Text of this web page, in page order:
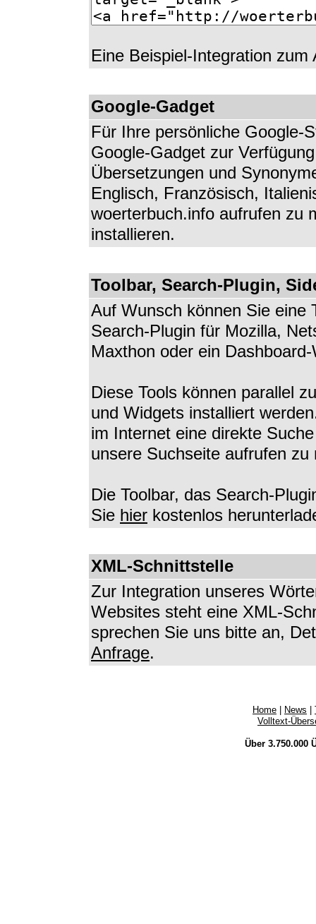
Eine Beispiel-Integration
Google-Gadget
Für Ihre persönliche Google-
Google-Gadget zur
Übersetzungen und
Englisch, Französisch,
woerterbuch.info aufrufen zu
installieren.
Toolbar, Search-Plugin,
Auf Wunsch können Sie eine
Search-Plugin für Mozilla,
Maxthon oder ein
Diese Tools können parallel
und Widgets installiert
im Internet eine direkte
unsere Suchseite aufrufen zu
Die Toolbar, das Search-
Sie hier kostenlos
XML-Schnittstelle
Zur Integration unseres
Websites steht eine XML-
sprechen Sie uns bitte an,
Anfrage.
Home News
Volltext-
Über 3.750.000